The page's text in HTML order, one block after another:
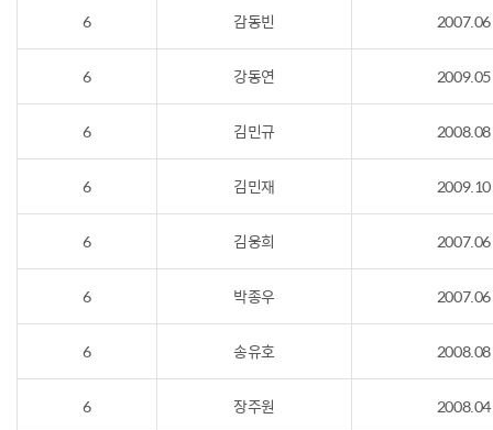
6 감동빈 2007.06
6 강동연 2009.05
6 김민규 2008.08
6 김민재 2009.10
6 김웅희 2007.06
6 박종우 2007.06
6 송유호 2008.08
6 장주원 2008.04